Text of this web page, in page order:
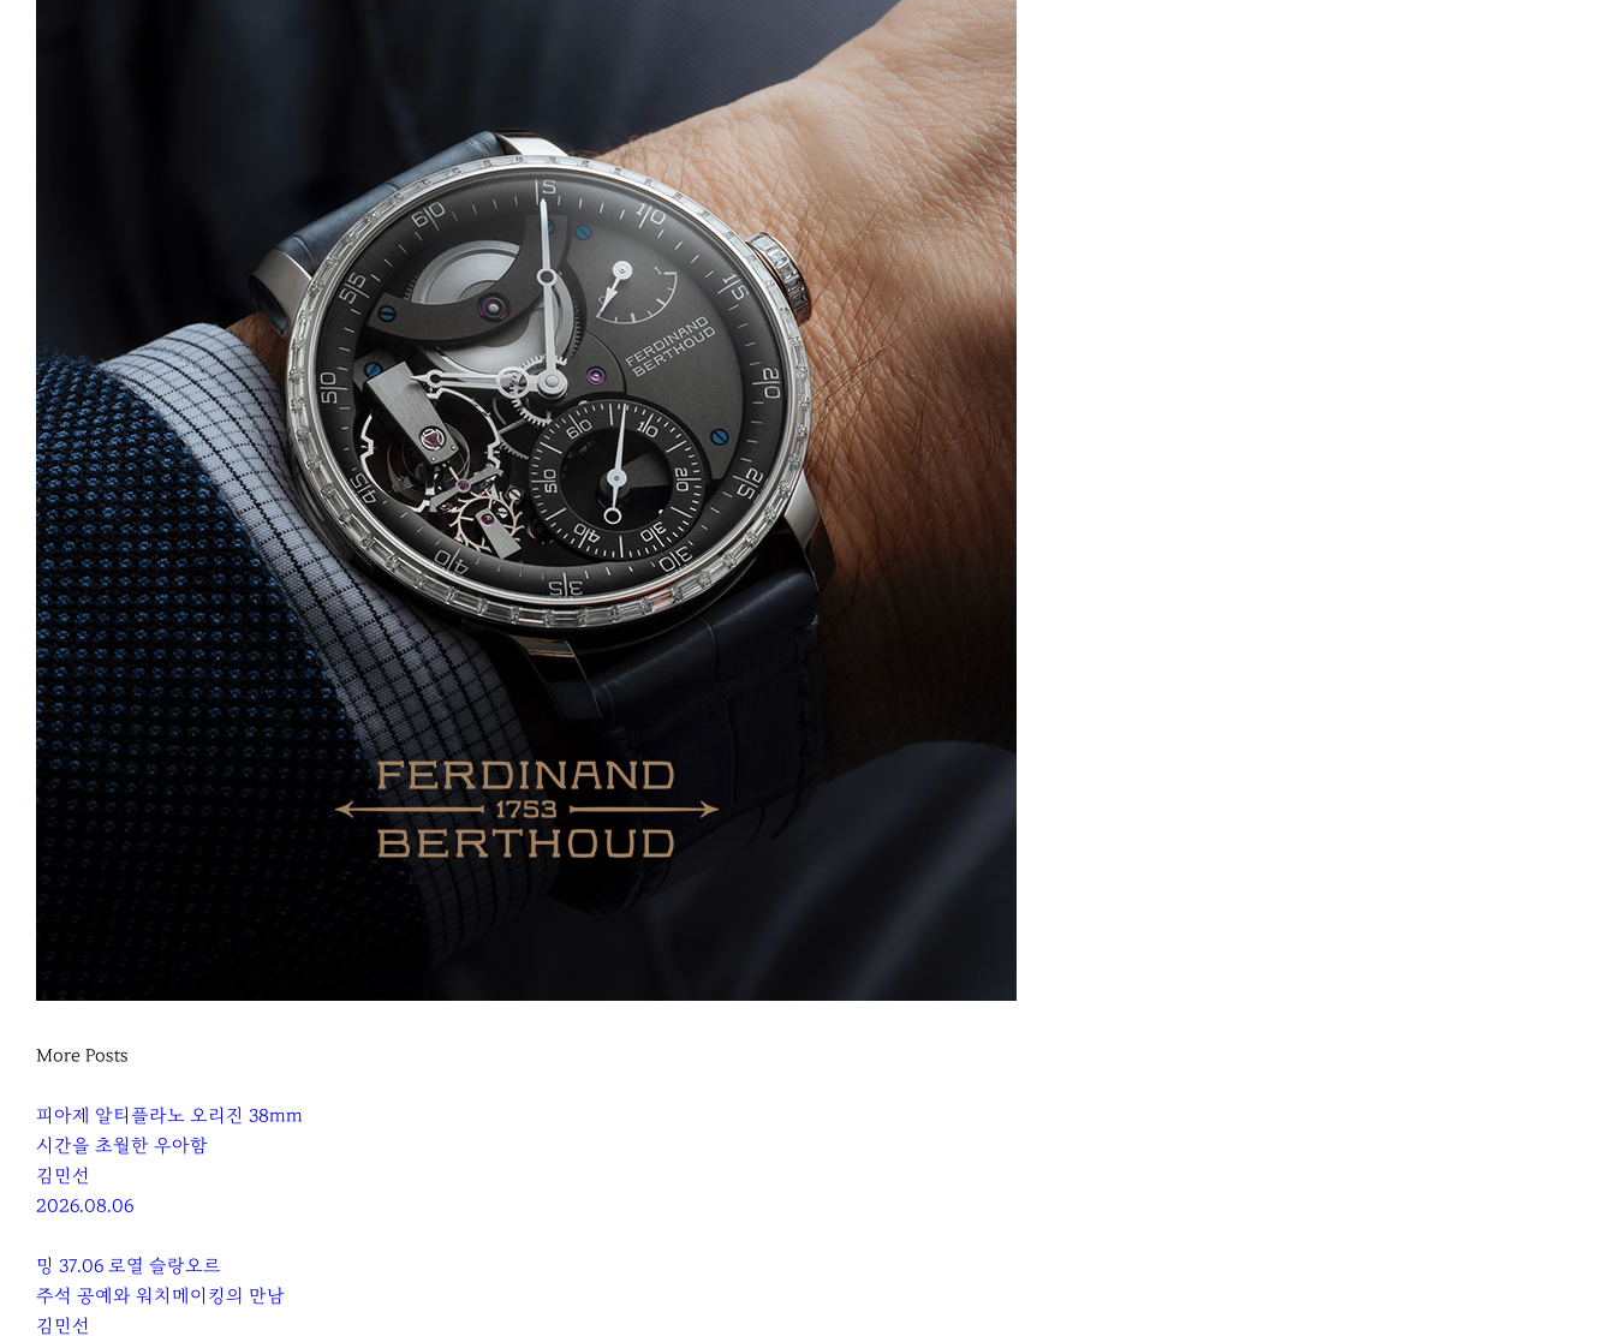
More Posts
피아제 알티플라노 오리진 38mm
시간을 초월한 우아함
김민선
2026.08.06
밍 37.06 로열 슬랑오르
주석 공예와 워치메이킹의 만남
김민선